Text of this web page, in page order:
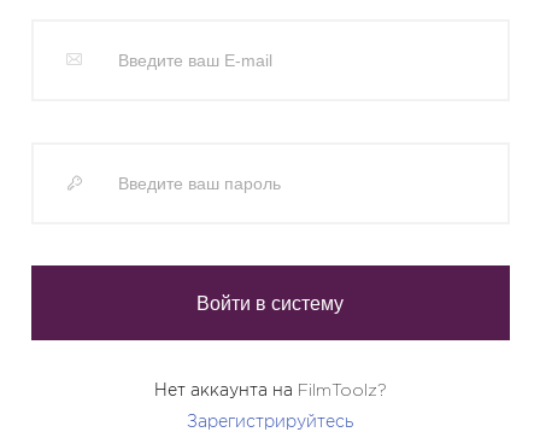
Нет аккаунта на FilmToolz?
Зарегистрируйтесь